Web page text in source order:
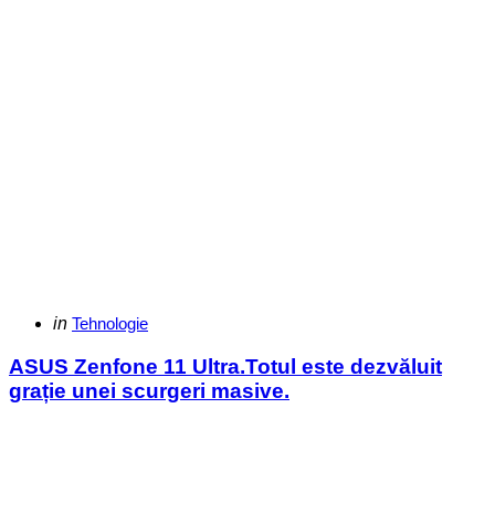
Categories
Posted
in Tehnologie
ASUS Zenfone 11 Ultra.Totul este dezvăluit
grație unei scurgeri masive.